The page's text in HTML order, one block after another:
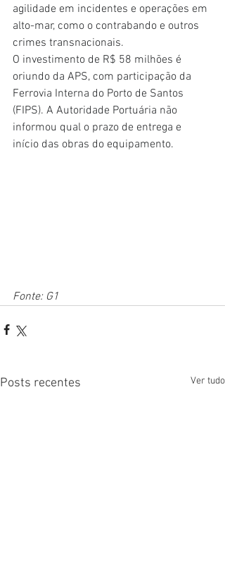
agilidade em incidentes e operações em
alto-mar, como o contrabando e outros
crimes transnacionais.
O investimento de R$ 58 milhões é
oriundo da APS, com participação da
Ferrovia Interna do Porto de Santos
(FIPS). A Autoridade Portuária não
informou qual o prazo de entrega e
início das obras do equipamento.
Fonte: G1
Posts recentes Ver tudo